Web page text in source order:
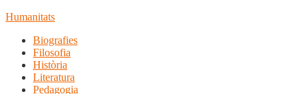
Humanitats
Biografies
Filosofia
Història
Literatura
Pedagogia